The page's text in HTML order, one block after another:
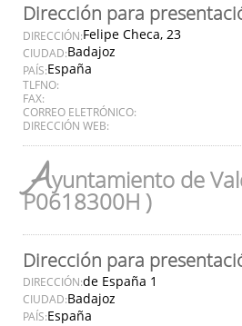
Dirección para
DIRECCIÓN:Felipe Checa, 23
CIUDAD:Badajoz
PAÍS:España
TLFNO:
FAX:
CORREO ELETRÓNICO:
DIRECCIÓN WEB:
Ayuntamiento de
P0618300H )
Dirección para
DIRECCIÓN:de España 1
CIUDAD:Badajoz
PAÍS:España